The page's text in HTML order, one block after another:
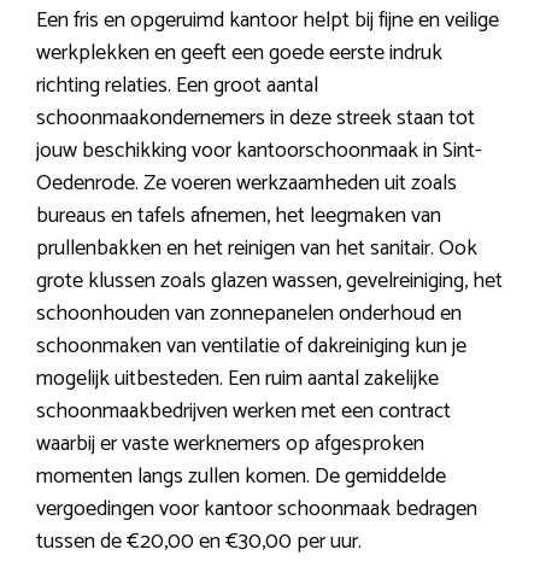
Een fris en opgeruimd kantoor helpt bij fijne en veilige
werkplekken en geeft een goede eerste indruk
richting relaties. Een groot aantal
schoonmaakondernemers in deze streek staan tot
jouw beschikking voor kantoorschoonmaak in Sint-
Oedenrode. Ze voeren werkzaamheden uit zoals
bureaus en tafels afnemen, het leegmaken van
prullenbakken en het reinigen van het sanitair. Ook
grote klussen zoals glazen wassen, gevelreiniging, het
schoonhouden van zonnepanelen onderhoud en
schoonmaken van ventilatie of dakreiniging kun je
mogelijk uitbesteden. Een ruim aantal zakelijke
schoonmaakbedrijven werken met een contract
waarbij er vaste werknemers op afgesproken
momenten langs zullen komen. De gemiddelde
vergoedingen voor kantoor schoonmaak bedragen
tussen de €20,00 en €30,00 per uur.